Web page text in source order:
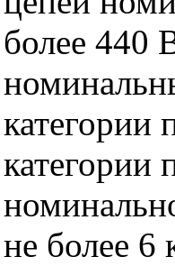
более 440
категории
не более 6